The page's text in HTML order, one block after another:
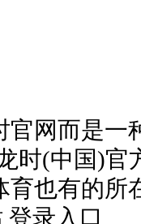
官网而是一
时(中国)官
育也有的所
录入口